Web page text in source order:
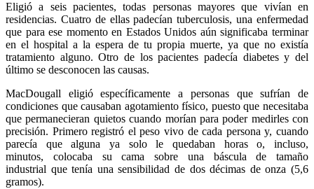
Eligió a seis pacientes, todas personas mayores que vivían en
residencias. Cuatro de ellas padecían tuberculosis, una enfermedad
que para ese momento en Estados Unidos aún significaba terminar
en el hospital a la espera de tu propia muerte, ya que no existía
tratamiento alguno. Otro de los pacientes padecía diabetes y del
último se desconocen las causas.
MacDougall eligió específicamente a personas que sufrían de
condiciones que causaban agotamiento físico, puesto que necesitaba
que permanecieran quietos cuando morían para poder medirles con
precisión. Primero registró el peso vivo de cada persona y, cuando
parecía que alguna ya solo le quedaban horas o, incluso,
minutos, colocaba su cama sobre una báscula de tamaño
industrial que tenía una sensibilidad de dos décimas de onza (5,6
gramos).